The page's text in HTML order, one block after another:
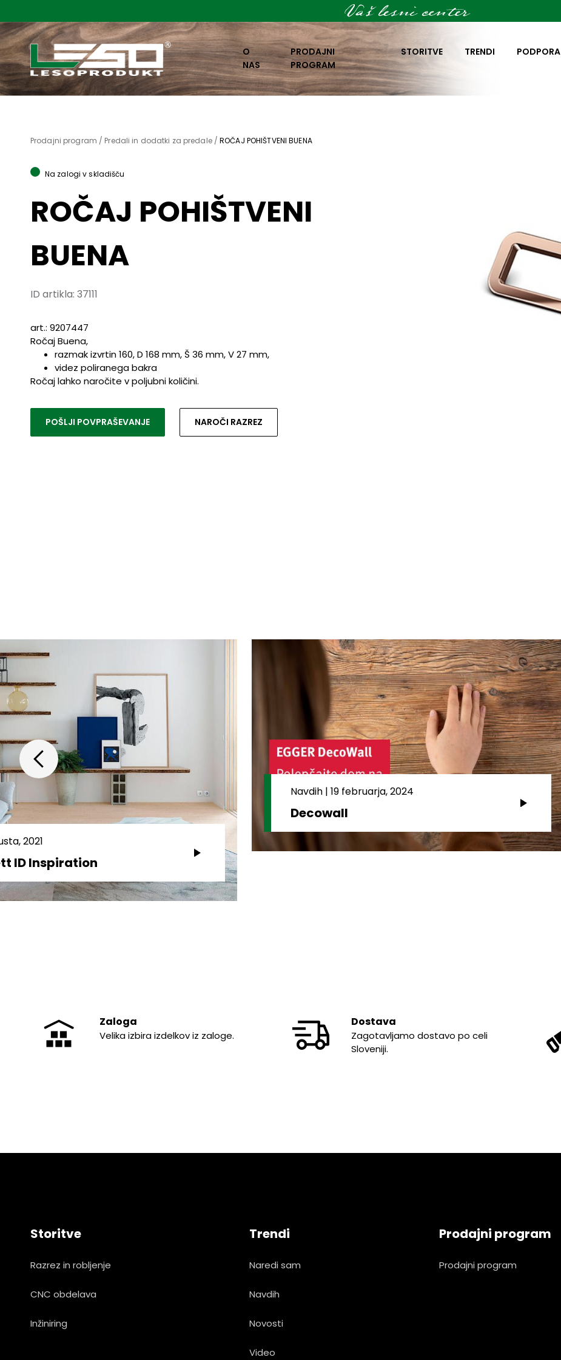
O
NAS
PRODAJNI
PROGRAM
STORITVE TRENDI PODPORA
Prodajni program / Predali in dodatki za predale /ROČAJ POHIŠTVENI BUENA
Na zalogi v skladišču
ROČAJ POHIŠTVENI
BUENA
ID artikla: 37111
art.: 9207447
Ročaj Buena,
razmak izvrtin 160, D 168 mm, Š 36 mm, V 27 mm,
videz poliranega bakra
Ročaj lahko naročite v poljubni količini.
POŠLJI POVPRAŠEVANJE NAROČI RAZREZ
2021
ID Inspiration
Navdih |19 februarja, 2024
Decowall
Zaloga
Velika izbira izdelkov iz zaloge.
Dostava
Zagotavljamo dostavo po celi
Sloveniji.
Storitve
Razrez in robljenje
CNC obdelava
Inžiniring
Trendi
Naredi sam
Navdih
Novosti
Video
Prodajni program
Prodajni program